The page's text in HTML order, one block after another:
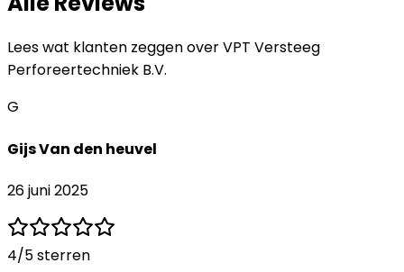
Lees wat klanten zeggen overVPT Versteeg
Perforeertechniek B.V.
G
Gijs Van den heuvel
26 juni 2025
4/5 sterren